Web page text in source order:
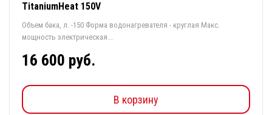
TitaniumHeat 150V
Объем бака, л. -150 Форма водонагревателя - круглая Макс.
мощность электрическая...
16 600 руб.
В корзину